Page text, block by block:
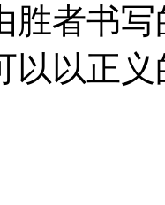
胜者书
以以正